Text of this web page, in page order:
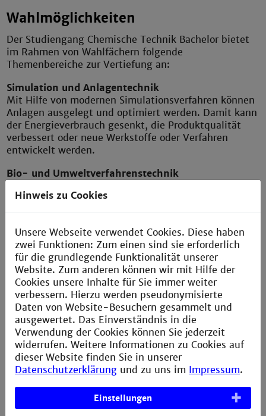
Wahlmöglichkeiten
Der Studiengang Chemische Technik Bachelor bietet
im Rahmen von Wahlfächern folgende
Themenbereiche zur Vertiefung an:
Simulation und Anlagentechnik
Mit Hilfe von modernen Simulationsverfahren können
Anlagen ausgelegt und optimiert werden. Damit kann
der Energieverbrauch gesenkt, die Produktqualität
verbessert oder neue Werkstoffe oder Verfahren
entwickelt werden.
Bio- und Umweltverfahrenstechnik
durch die Biologie gilt als einer der Megatrends des
biomechanische und biochemische Mechanismen
analysiert und auf die Chemische Technik und die
Verfahrenstechnik übertragen. Der Umgang mit
biologischen Werkzeugen erfordert eine andere
Denkweise als die klassische Chemie sie vorgibt. Der
Einstieg in eine biobasierte Wirtschaft wird in
Wahlfächern vermittelt.
Regenerative Energien
Regenerative Energien und erneuerbare
Energiequellen sorgen für eine zukunftsfähige und
umweltfreundliche Energieversorgung. Fachkräfte aus
diesem Bereich werden zunehmend nachgefragt. Die
Fakultät V trägt dieser Entwicklung Rechnung durch
entsprechende Lehrveranstaltungen und
Hinweis zu Cookies
Unsere Webseite verwendet Cookies. Diese haben
zwei Funktionen: Zum einen sind sie erforderlich
für die grundlegende Funktionalität unserer
Website. Zum anderen können wir mit Hilfe der
Cookies unsere Inhalte für Sie immer weiter
verbessern. Hierzu werden pseudonymisierte
Daten von Website-Besuchern gesammelt und
ausgewertet. Das Einverständnis in die
Verwendung der Cookies können Sie jederzeit
widerrufen. Weitere Informationen zu Cookies auf
dieser Website finden Sie in unserer
Datenschutzerklärung und zu uns im Impressum.
Einstellungen